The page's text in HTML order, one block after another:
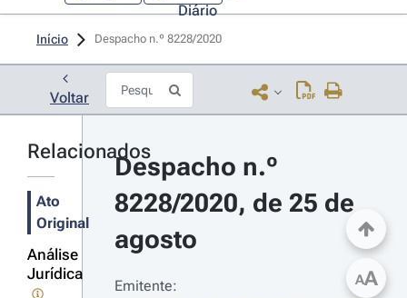
Diário
Início Despacho n.º 8228/2020
Voltar
Relacionados
Ato
Original
Análise
Jurídica
Despacho n.º
8228/2020, de 25 de
agosto
Emitente:
AA